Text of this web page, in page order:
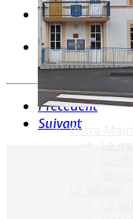
Votre Mairie
Précédent
Suivant